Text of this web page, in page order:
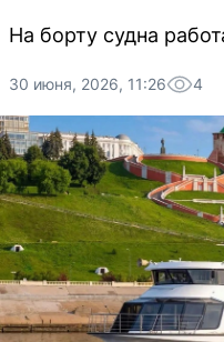
На борту судна
30 июня, 2026, 11:26 4